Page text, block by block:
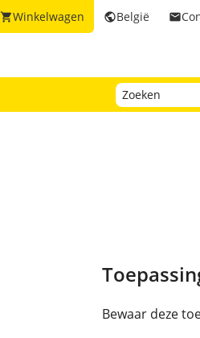
email
publicBelgië
shopping_cartWinkelwagen
Bewaar deze